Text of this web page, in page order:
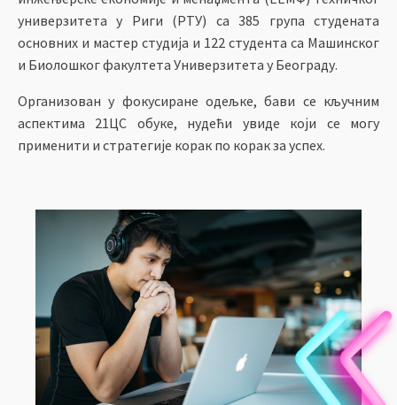
универзитета у Риги (РТУ) са 385 група студената
основних и мастер студија и 122 студента са Машинског
и Биолошког факултета Универзитета у Београду.
Организован у фокусиране одељке, бави се кључним
аспектима 21ЦС обуке, нудећи увиде који се могу
применити и стратегије корак по корак за успех.